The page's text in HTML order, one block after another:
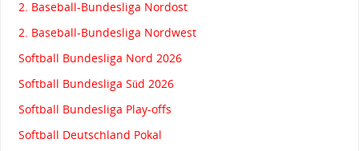
2. Baseball-Bundesliga Nordost
2. Baseball-Bundesliga Nordwest
Softball Bundesliga Nord 2026
Softball Bundesliga Süd 2026
Softball Bundesliga Play-offs
Softball Deutschland Pokal